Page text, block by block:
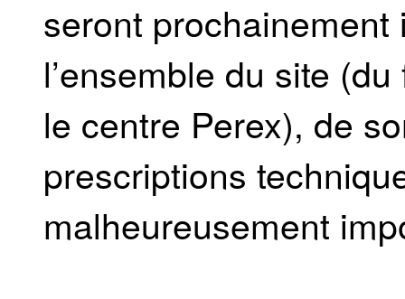
seront
l’ensemble du site
le centre Perex), de
prescriptions
malheureusement